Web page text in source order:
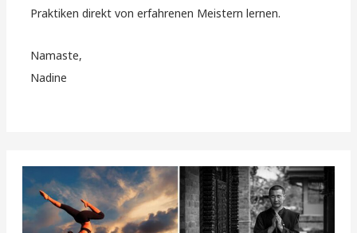
Praktiken direkt von erfahrenen Meistern lernen.
Namaste,
Nadine